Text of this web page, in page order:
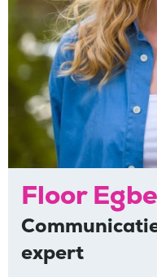
Floor
expert